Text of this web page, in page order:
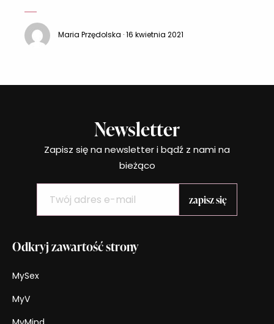
wymarzony ślub już za chwilę. Co w takiej sytuacji
zrobić? Żałoba w sercu a nie na pokaz Już dawno
Maria Przędolska · 16 kwietnia 2021
Odkryj zawartość strony
MySex
MyV
Newsletter
Zapisz się na newsletter i bądź z nami na
bieżąco